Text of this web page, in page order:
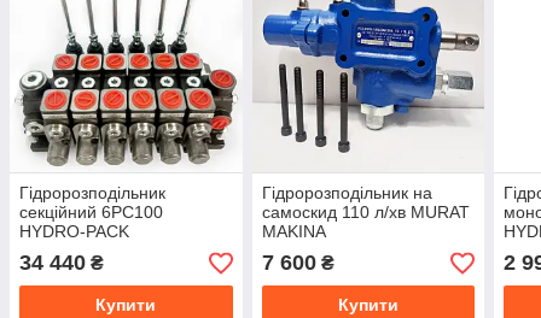
Гідророзподільник
секційний 6PC100
HYDRO-PACK
34 440 ₴
Купити
Гідророзподільник на
самоскид 110 л/хв MURAT
MAKINA
7 600₴
Купити
2